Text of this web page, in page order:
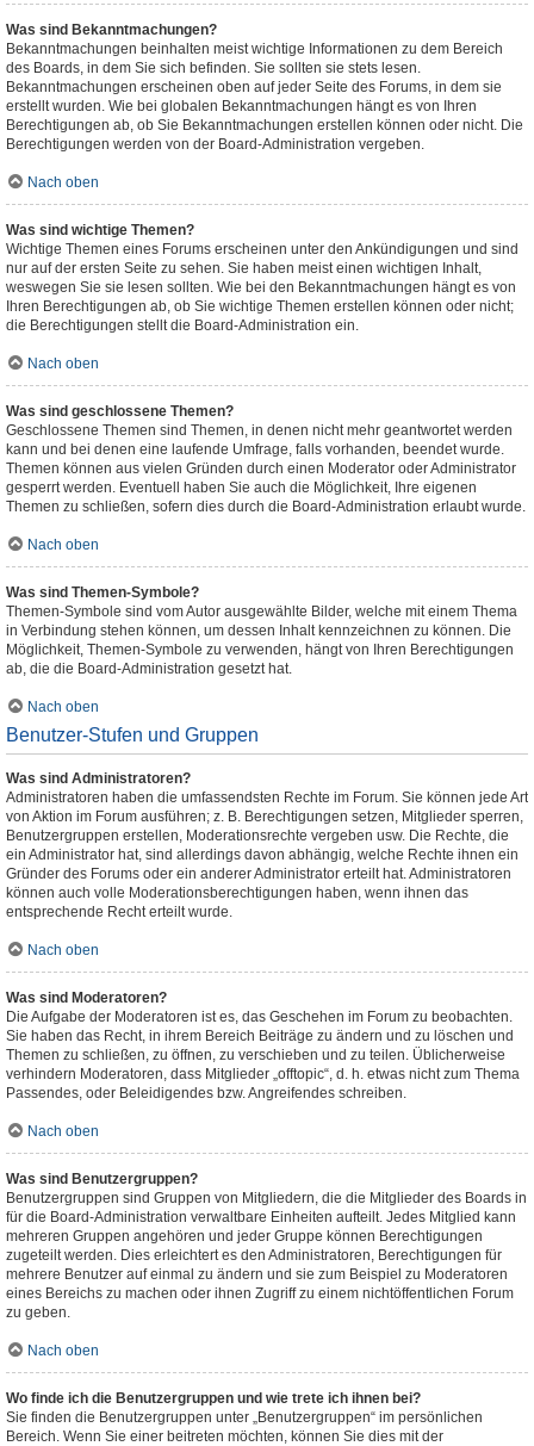
Was sind Bekanntmachungen?
Bekanntmachungen beinhalten meist wichtige Informationen zu dem Bereich
des Boards, in dem Sie sich befinden. Sie sollten sie stets lesen.
Bekanntmachungen erscheinen oben auf jeder Seite des Forums, in dem sie
erstellt wurden. Wie bei globalen Bekanntmachungen hängt es von Ihren
Berechtigungen ab, ob Sie Bekanntmachungen erstellen können oder nicht. Die
Berechtigungen werden von der Board-Administration vergeben.
Nach oben
Was sind wichtige Themen?
Wichtige Themen eines Forums erscheinen unter den Ankündigungen und sind
nur auf der ersten Seite zu sehen. Sie haben meist einen wichtigen Inhalt,
weswegen Sie sie lesen sollten. Wie bei den Bekanntmachungen hängt es von
Ihren Berechtigungen ab, ob Sie wichtige Themen erstellen können oder nicht;
die Berechtigungen stellt die Board-Administration ein.
Nach oben
Was sind geschlossene Themen?
Geschlossene Themen sind Themen, in denen nicht mehr geantwortet werden
kann und bei denen eine laufende Umfrage, falls vorhanden, beendet wurde.
Themen können aus vielen Gründen durch einen Moderator oder Administrator
gesperrt werden. Eventuell haben Sie auch die Möglichkeit, Ihre eigenen
Themen zu schließen, sofern dies durch die Board-Administration erlaubt wurde.
Nach oben
Was sind Themen-Symbole?
Themen-Symbole sind vom Autor ausgewählte Bilder, welche mit einem Thema
in Verbindung stehen können, um dessen Inhalt kennzeichnen zu können. Die
Möglichkeit, Themen-Symbole zu verwenden, hängt von Ihren Berechtigungen
ab, die die Board-Administration gesetzt hat.
Nach oben
Benutzer-Stufen und Gruppen
Was sind Administratoren?
Administratoren haben die umfassendsten Rechte im Forum. Sie können jede Art
von Aktion im Forum ausführen; z. B. Berechtigungen setzen, Mitglieder sperren,
Benutzergruppen erstellen, Moderationsrechte vergeben usw. Die Rechte, die
ein Administrator hat, sind allerdings davon abhängig, welche Rechte ihnen ein
Gründer des Forums oder ein anderer Administrator erteilt hat. Administratoren
können auch volle Moderationsberechtigungen haben, wenn ihnen das
entsprechende Recht erteilt wurde.
Nach oben
Was sind Moderatoren?
Die Aufgabe der Moderatoren ist es, das Geschehen im Forum zu beobachten.
Sie haben das Recht, in ihrem Bereich Beiträge zu ändern und zu löschen und
Themen zu schließen, zu öffnen, zu verschieben und zu teilen. Üblicherweise
verhindern Moderatoren, dass Mitglieder „offtopic“, d. h. etwas nicht zum Thema
Passendes, oder Beleidigendes bzw. Angreifendes schreiben.
Nach oben
Was sind Benutzergruppen?
Benutzergruppen sind Gruppen von Mitgliedern, die die Mitglieder des Boards in
für die Board-Administration verwaltbare Einheiten aufteilt. Jedes Mitglied kann
mehreren Gruppen angehören und jeder Gruppe können Berechtigungen
zugeteilt werden. Dies erleichtert es den Administratoren, Berechtigungen für
mehrere Benutzer auf einmal zu ändern und sie zum Beispiel zu Moderatoren
eines Bereichs zu machen oder ihnen Zugriff zu einem nichtöffentlichen Forum
zu geben.
Nach oben
Wo finde ich die Benutzergruppen und wie trete ich ihnen bei?
Sie finden die Benutzergruppen unter „Benutzergruppen“ im persönlichen
Bereich. Wenn Sie einer beitreten möchten, können Sie dies mit der